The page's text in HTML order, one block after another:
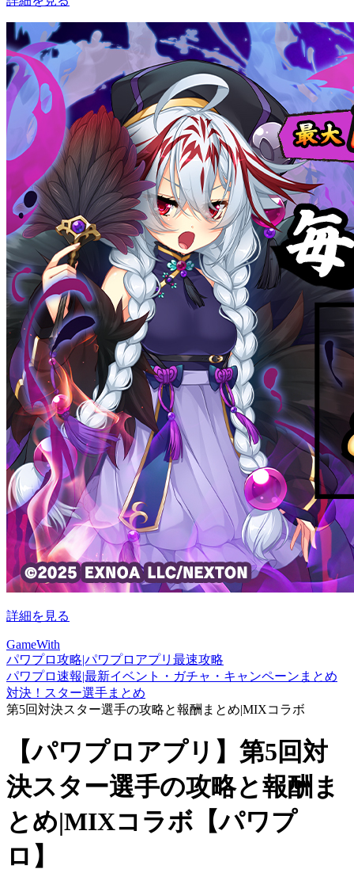
詳細を見る
GameWith
パワプロ攻略|パワプロアプリ最速攻略
パワプロ速報|最新イベント・ガチャ・キャンペーンまとめ
対決！スター選手まとめ
第5回対決スター選手の攻略と報酬まとめ|MIXコラボ
【パワプロアプリ】第5回対
決スター選手の攻略と報酬ま
とめ|MIXコラボ【パワプ
ロ】